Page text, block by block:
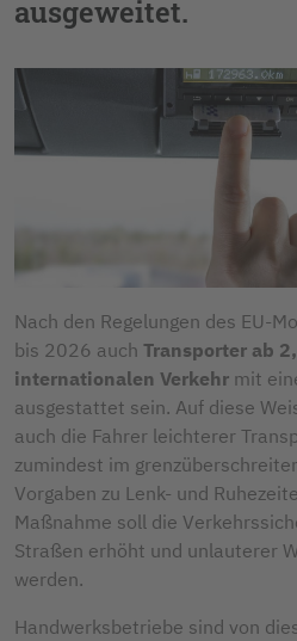
ausgeweitet.
Nach den Regelungen des EU-
bis 2026 auch Transporter ab
internationalen Verkehr mit
ausgestattet sein. Auf diese
auch die Fahrer leichterer
zumindest im
Vorgaben zu Lenk- und
Maßnahme soll die
Straßen erhöht und unlauterer
werden.
Handwerksbetriebe sind von